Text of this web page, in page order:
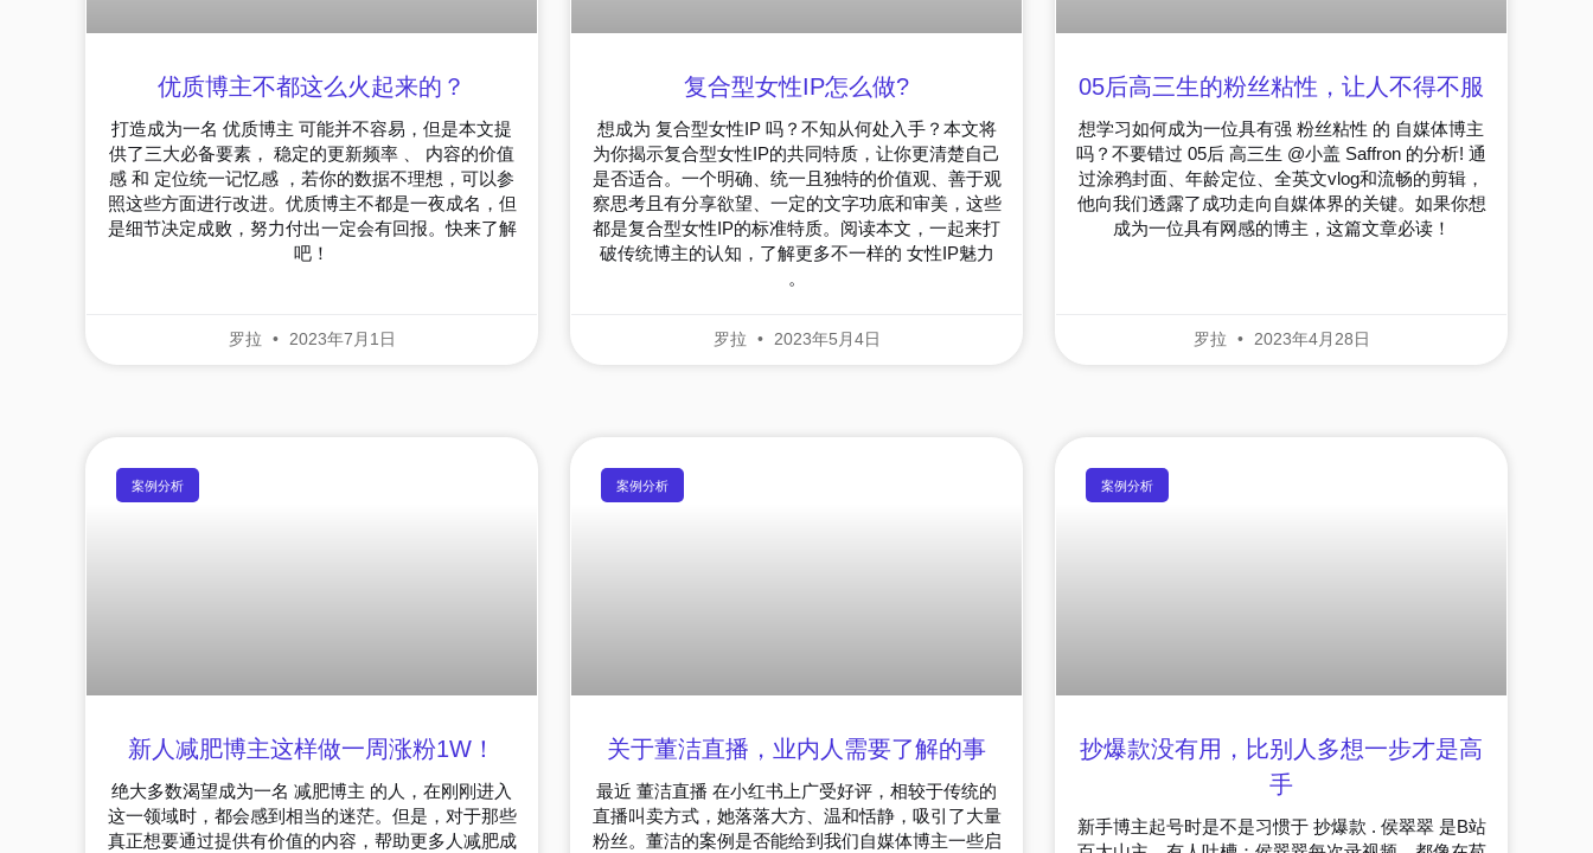
优质博主不都这么火起来的？
打造成为一名 优质博主 可能并不容易，但是本文提
供了三大必备要素， 稳定的更新频率 、 内容的价值
感 和 定位统一记忆感 ，若你的数据不理想，可以参
照这些方面进行改进。优质博主不都是一夜成名，但
是细节决定成败，努力付出一定会有回报。快来了解
吧！
罗拉 2023年7月1日
复合型女性IP怎么做?
想成为 复合型女性IP 吗？不知从何处入手？本文将
为你揭示复合型女性IP的共同特质，让你更清楚自己
是否适合。一个明确、统一且独特的价值观、善于观
察思考且有分享欲望、一定的文字功底和审美，这些
都是复合型女性IP的标准特质。阅读本文，一起来打
破传统博主的认知，了解更多不一样的 女性IP魅力
。
罗拉 2023年5月4日
05后高三生的粉丝粘性，让人不得不服
想学习如何成为一位具有强 粉丝粘性 的 自媒体博主
吗？不要错过 05后 高三生 @小盖 Saffron 的分析! 通
过涂鸦封面、年龄定位、全英文vlog和流畅的剪辑，
他向我们透露了成功走向自媒体界的关键。如果你想
成为一位具有网感的博主，这篇文章必读！
罗拉 2023年4月28日
案例分析
新人减肥博主这样做一周涨粉1W！
绝大多数渴望成为一名 减肥博主 的人，在刚刚进入
这一领域时，都会感到相当的迷茫。但是，对于那些
真正想要通过提供有价值的内容，帮助更多人减肥成
案例分析
关于董洁直播，业内人需要了解的事
最近 董洁直播 在小红书上广受好评，相较于传统的
直播叫卖方式，她落落大方、温和恬静，吸引了大量
粉丝。董洁的案例是否能给到我们自媒体博主一些启
案例分析
抄爆款没有用，比别人多想一步才是高
手
新手博主起号时是不是习惯于 抄爆款 . 侯翠翠 是B站